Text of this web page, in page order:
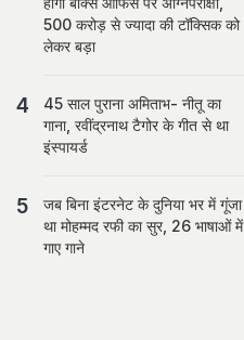
500 करोड़ से ज्यादा की टॉक्सिक को
लेकर बड़ा
45 साल पुराना अमिताभ- नीतू का
गाना, रवींद्रनाथ टैगोर के गीत से था
इंस्पायर्ड
जब बिना इंटरनेट के दुनिया भर में गूंजा
था मोहम्मद रफी का सुर, 26 भाषाओं में
गाए गाने